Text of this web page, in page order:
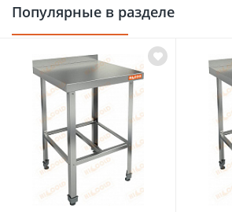
Популярные в разделе